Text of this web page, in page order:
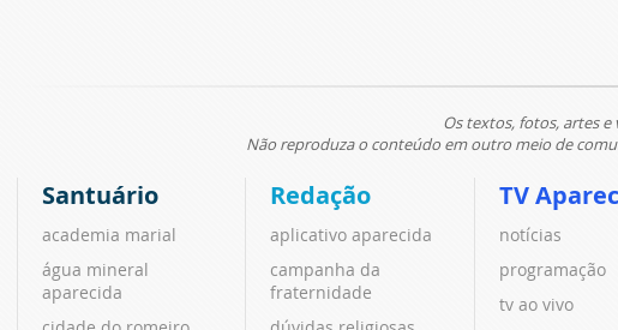
Os textos, fotos, artes
Não reproduza o conteúdo em outro meio de
Santuário
academia marial
água mineral
aparecida
Redação
aplicativo aparecida
campanha da
fraternidade
TV
notícias
programação
tv ao vivo